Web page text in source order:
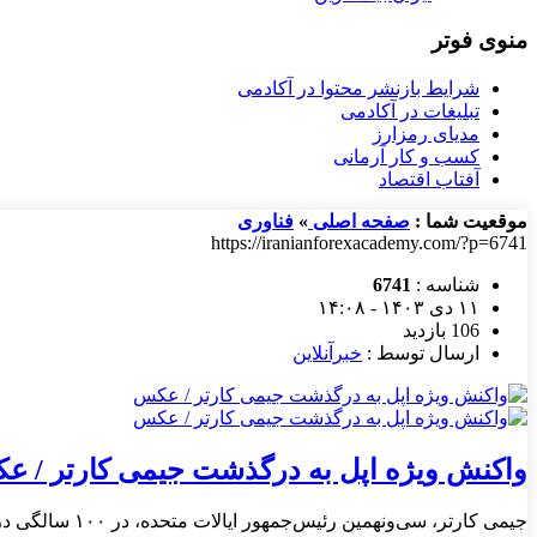
منوی فوتر
شرایط بازنشر محتوا در آکادمی
تبلیغات در آکادمی
مدیای رمزارز
کسب و کار آرمانی
آفتاب اقتصاد
موقعیت شما : صفحه اصلی » فناوری
https://iranianforexacademy.com/?p=6741
شناسه : 6741
۱۱ دی ۱۴۰۳ - ۱۴:۰۸
106 بازدید
ارسال توسط : خبرآنلاین
واکنش ویژه اپل به درگذشت جیمی کارتر /
جیمی کارتر، سی‌ونهمین رئیس‌جمهور ایالات متحده، در ۱۰۰ سالگی درگذشت. اپل با به‌روزرسانی صفحه‌ی اصلی وبسایت خود، ادای احترام ویژه‌ای به او انجام داده است.